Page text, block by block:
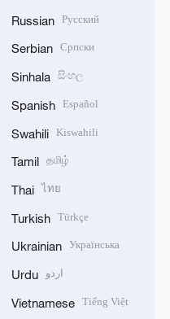
Russian Русский
Serbian Српски
Sinhala සිංහල
Spanish Español
Swahili Kiswahili
Tamil தமிழ்
Thai ไทย
Turkish Türkçe
Ukrainian Українська
Urdu اردو
Vietnamese Tiếng Việt